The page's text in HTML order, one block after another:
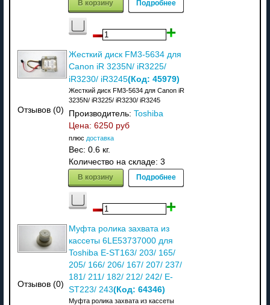
В корзину Подробнее
Отзывов (0)
Жесткий диск FM3-5634 для
Canon iR 3235N/ iR3225/
iR3230/ iR3245(Код: 45979)
Жесткий диск FM3-5634 для Canon iR
3235N/ iR3225/ iR3230/ iR3245
Производитель: Toshiba
Цена: 6250 руб
плюс доставка
Вес: 0.6 кг.
Количество на складе: 3
В корзину Подробнее
Отзывов (0)
Муфта ролика захвата из
кассеты 6LE53737000 для
Toshiba E-ST163/ 203/ 165/
205/ 166/ 206/ 167/ 207/ 237/
181/ 211/ 182/ 212/ 242/ E-
ST223/ 243(Код: 64346)
Муфта ролика захвата из кассеты